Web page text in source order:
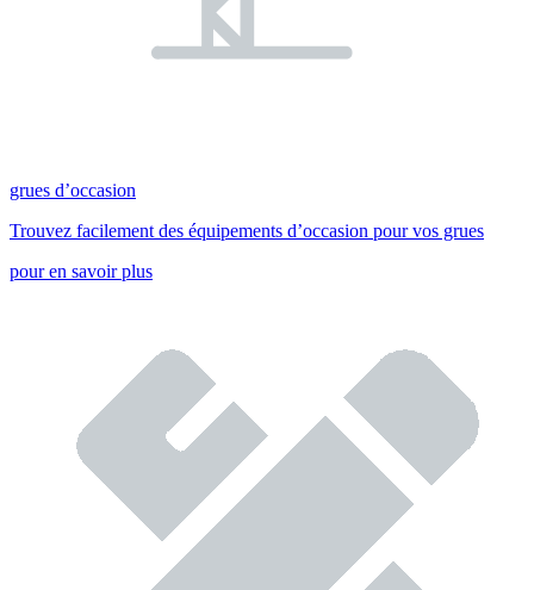
grues d’occasion
Trouvez facilement des équipements d’occasion pour vos grues
pour en savoir plus